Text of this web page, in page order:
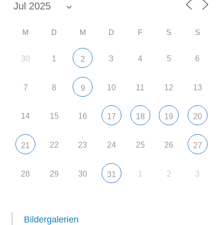
M D M D F S S
30 1 2 3 4 5 6
7 8 9 10 11 12 13
14 15 16 17 18 19 20
21 22 23 24 25 26 27
28 29 30 31 1 2 3
Bildergalerien